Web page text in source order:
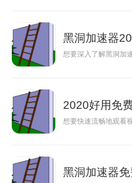
黑洞加速器
想要深入了解黑洞加
2020好用免
想要快速流畅地观看
黑洞加速器